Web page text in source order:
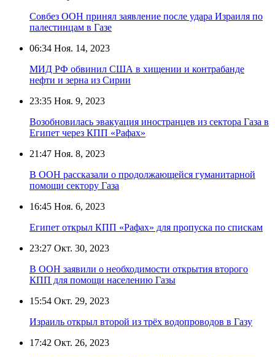
Совбез ООН принял заявление после удара Израиля по
палестинцам в Газе
06:34 Ноя. 14, 2023
МИД РФ обвинил США в хищении и контрабанде
нефти и зерна из Сирии
23:35 Ноя. 9, 2023
Возобновилась эвакуация иностранцев из сектора Газа в
Египет через КПП «Рафах»
21:47 Ноя. 8, 2023
В ООН рассказали о продолжающейся гуманитарной
помощи сектору Газа
16:45 Ноя. 6, 2023
Египет открыл КПП «Рафах» для пропуска по спискам
23:27 Окт. 30, 2023
В ООН заявили о необходимости открытия второго
КПП для помощи населению Газы
15:54 Окт. 29, 2023
Израиль открыл второй из трёх водопроводов в Газу
17:42 Окт. 26, 2023